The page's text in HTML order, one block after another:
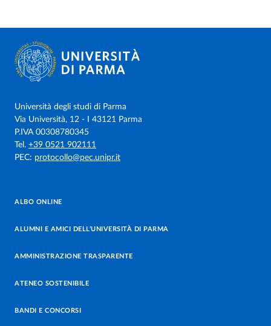
Università degli studi di Parma
Via Università, 12 - I 43121 Parma
P.IVA 00308780345
Tel. +39 0521 902111
PEC: protocollo@pec.unipr.it
ALBO ONLINE
ALUMNI E AMICI DELL’UNIVERSITÀ DI PARMA
AMMINISTRAZIONE TRASPARENTE
ATENEO SOSTENIBILE
BANDI E CONCORSI